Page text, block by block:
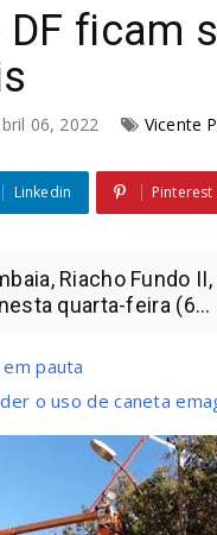
ficam
06, 2022 Vicente
Linkedin Pinterest
Riacho Fundo
quarta-feira (6...
pauta
o uso de caneta